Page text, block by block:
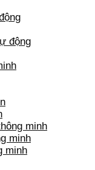
động
minh
minh
minh